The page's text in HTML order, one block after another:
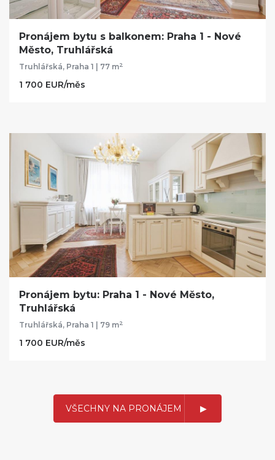
Pronájem bytu s balkonem: Praha 1 - Nové
Město, Truhlářská
Truhlářská, Praha 1 | 77 m2
1 700 EUR/měs
Pronájem bytu: Praha 1 - Nové Město,
Truhlářská
Truhlářská, Praha 1 | 79 m2
1 700 EUR/měs
VŠECHNY NA PRONÁJEM